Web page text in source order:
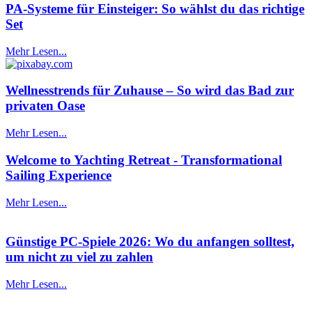
PA-Systeme für Einsteiger: So wählst du das richtige
Set
Mehr Lesen...
Wellnesstrends für Zuhause – So wird das Bad zur
privaten Oase
Mehr Lesen...
Welcome to Yachting Retreat - Transformational
Sailing Experience
Mehr Lesen...
Günstige PC-Spiele 2026: Wo du anfangen solltest,
um nicht zu viel zu zahlen
Mehr Lesen...